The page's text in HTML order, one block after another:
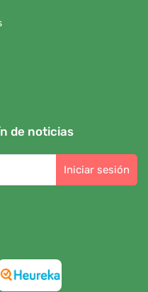
de noticias
Iniciar sesión